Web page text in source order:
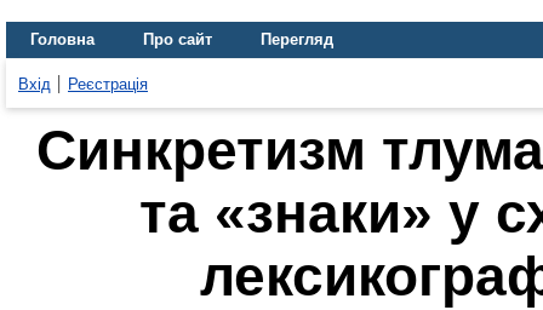
Головна Про сайт Перегляд
Вхід Реєстрація
Синкретизм
та «знаки» у